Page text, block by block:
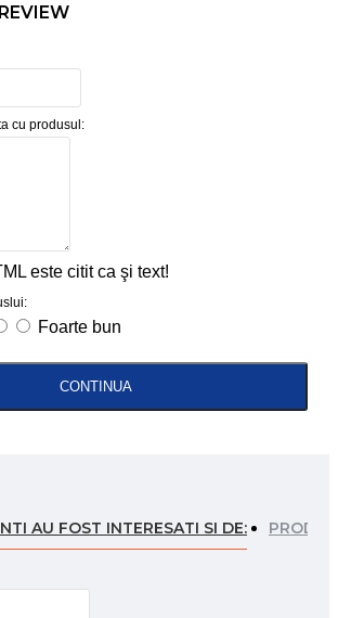
cu produsul:
este citit ca şi text!
Foarte bun
CONTINUA
AU FOST INTERESATI SI DE: